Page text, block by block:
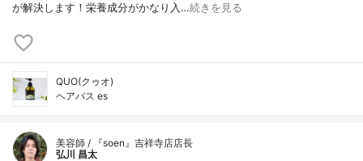
が解決します！栄養成分がかなり入…続きを見る
QUO(クゥオ)
ヘアバス es
美容師 / 『soen』吉祥寺店店長
弘川 昌太